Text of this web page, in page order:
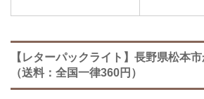
【レターパックライト】長野県松本
（送料：全国一律360円）